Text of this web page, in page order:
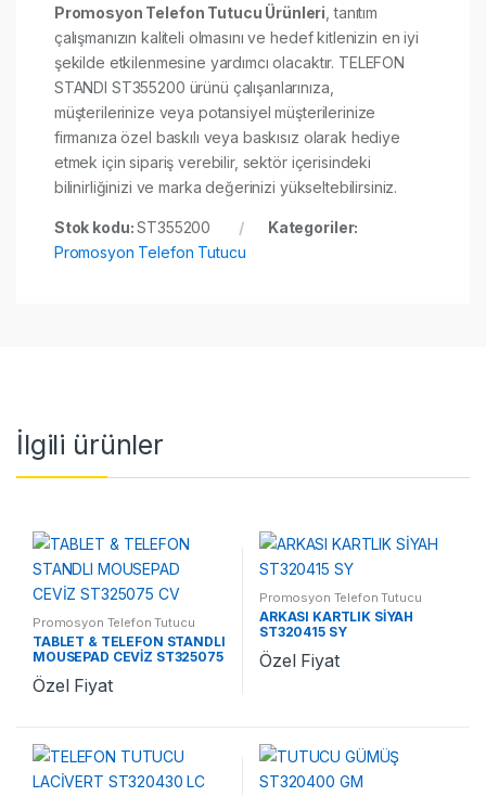
Promosyon Telefon Tutucu Ürünleri , tanıtım
çalışmanızın kaliteli olmasını ve hedef kitlenizin en iyi
şekilde etkilenmesine yardımcı olacaktır. TELEFON
STANDI ST355200 ürünü çalışanlarınıza,
müşterilerinize veya potansiyel müşterilerinize
firmanıza özel baskılı veya baskısız olarak hediye
etmek için sipariş verebilir, sektör içerisindeki
bilinirliğinizi ve marka değerinizi yükseltebilirsiniz.
Stok kodu:ST355200
Kategoriler:
Promosyon Telefon Tutucu
İlgili ürünler
Promosyon Telefon Tutucu
TABLET & TELEFON STANDLI
MOUSEPAD CEVİZ ST325075
CV
Özel Fiyat
Promosyon Telefon Tutucu
ARKASI KARTLIK SİYAH
ST320415 SY
Özel Fiyat